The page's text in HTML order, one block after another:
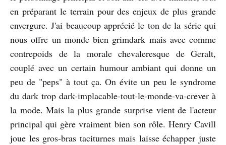
en préparant le terrain pour des enjeux de plus grande
envergure. J'ai beaucoup apprécié le ton de la série qui
nous offre un monde bien grimdark mais avec comme
contrepoids de la morale chevaleresque de Geralt,
couplé avec un certain humour ambiant qui donne un
peu de "peps" à tout ça. On évite un peu le syndrome
du dark trop dark-implacable-tout-le-monde-va-crever à
la mode. Mais la plus grande surprise vient de l'acteur
principal qui gère vraiment bien son rôle. Henry Cavill
joue les gros-bras taciturnes mais laisse échapper juste